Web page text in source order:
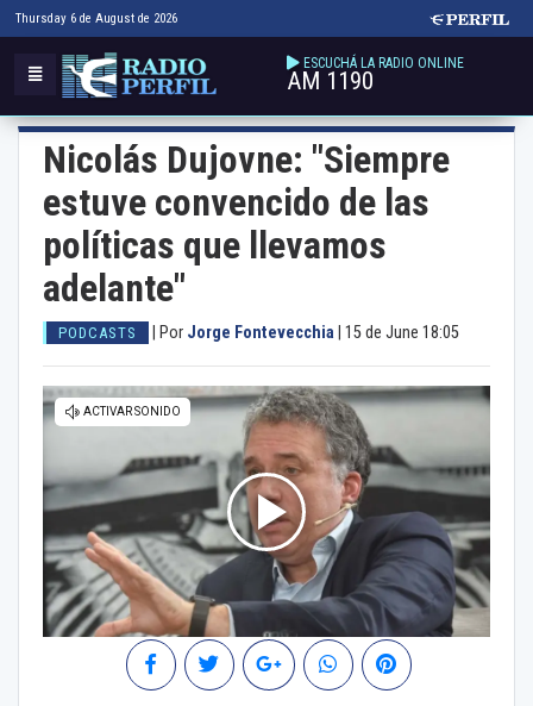
Thursday 6 de August de 2026
ESCUCHÁ LA RADIO ONLINE
AM 1190
Nicolás Dujovne: "Siempre
estuve convencido de las
políticas que llevamos
adelante"
PODCASTS Por Jorge Fontevecchia 15 de June 18:05